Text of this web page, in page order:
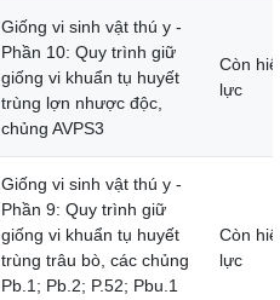
Giống vi sinh vật thú y -
Phần 10: Quy trình giữ
giống vi khuẩn tụ huyết
trùng lợn nhược độc,
chủng AVPS3
Còn
lực
Giống vi sinh vật thú y -
Phần 9: Quy trình giữ
giống vi khuẩn tụ huyết
trùng trâu bò, các chủng
Pb.1; Pb.2; P.52; Pbu.1
Còn
lực